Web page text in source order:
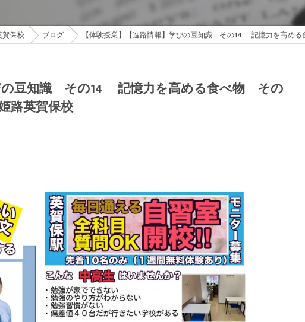
賀保校 ブログ 【体験授業】【進路情報】学びの豆知識 その14 記憶力を高め
の豆知識 その14 記憶力を高める食べ物 その
路英賀保校